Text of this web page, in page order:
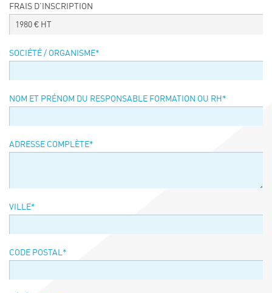
Événements
FRENCH-CHINESE CONFERENCE ON GREEN
FRAIS D’INSCRIPTION
1980 € HT
SOCIÉTÉ / ORGANISME*
NOM ET PRÉNOM DU RESPONSABLE FORMATION OU RH *
ADRESSE COMPLÈTE*
VILLE*
CODE POSTAL*